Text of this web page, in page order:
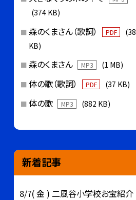
(374 KB)
森のくまさん（歌詞） PDF
(38
KB)
森のくまさん MP3 (1 MB)
体の歌（歌詞） PDF (37 KB)
体の歌 MP3 (882 KB)
新着記事
8/7( 金 ) 二風谷小学校お宝紹介